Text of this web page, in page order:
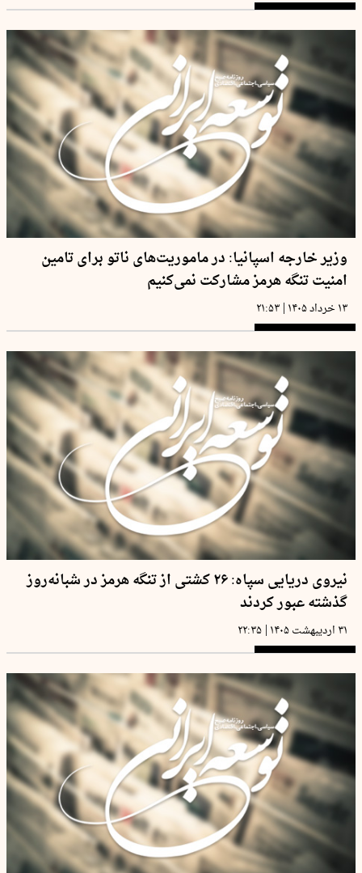
وزیر خارجه اسپانیا: در ماموریت‌های ناتو برای تامین
امنیت تنگه هرمز مشارکت نمی‌کنیم
۱۳ خرداد ۱۴۰۵ | ۲۱:۵۳
نیروی دریایی سپاه: ۲۶ کشتی از تنگه هرمز در شبانه‌روز
گذشته عبور کردند
۳۱ اردیبهشت ۱۴۰۵ | ۲۲:۳۵